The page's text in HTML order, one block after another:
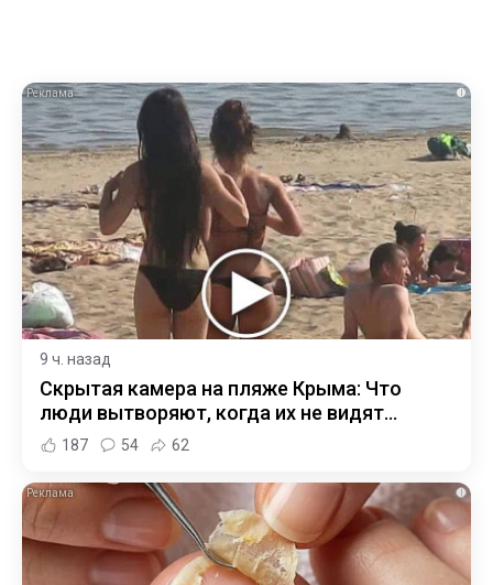
i
9 ч. назад
Скрытая камера на пляже Крыма: Что
люди вытворяют, когда их не видят...
187 54 62
i